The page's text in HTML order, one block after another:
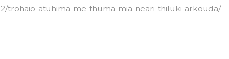
trohaio-atuhima-me-thuma-mia-neari-thiluki-arkouda/